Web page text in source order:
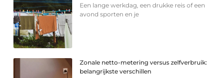
Een lange werkdag, een drukke reis of een
avond sporten en je
Zonale netto-metering versus zelfverbruik:
belangrijkste verschillen